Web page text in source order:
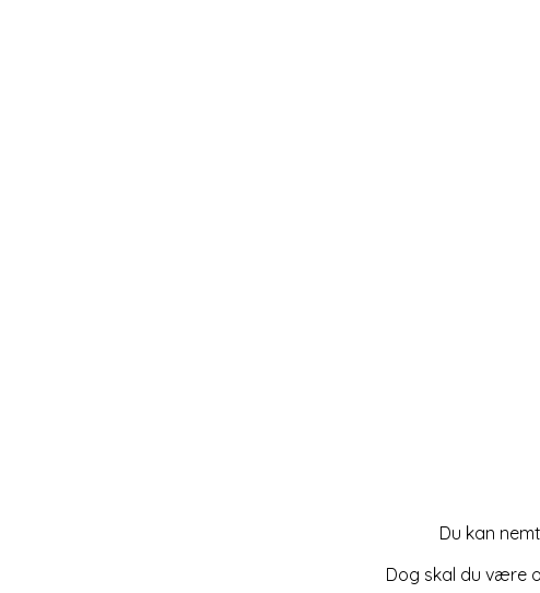
Du kan
Dog skal du være